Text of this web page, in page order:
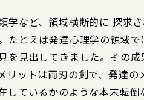
など、領域横断的に 探求
とえば発達心理学の領域
見出してきました。その
ットは両刃の剣で、発達
ているかのような本末転